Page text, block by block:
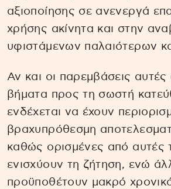
αξιοποίησης σε ανενεργά
χρήσης ακίνητα και στην
υφιστάμενων παλαιότερων
Αν και οι παρεμβάσεις αυτές
βήματα προς τη σωστή
ενδέχεται να έχουν
βραχυπρόθεσμη
καθώς ορισμένες από αυτές
ενισχύουν τη ζήτηση, ενώ
προϋποθέτουν μακρό